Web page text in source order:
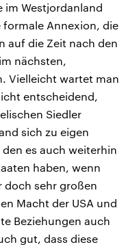
im Westjordanland
Annexion, die
auf die Zeit nach den
nächsten,
Vielleicht wartet man
entscheidend,
Siedler
sich zu eigen
es auch weiterhin
haben, wenn
doch sehr großen
Macht der USA und
Beziehungen auch
gut, dass diese